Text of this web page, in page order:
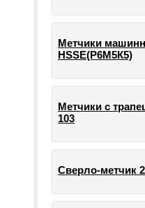
Метчики
HSSE(Р6М5К5)
Метчики с
103
Сверло-метчик